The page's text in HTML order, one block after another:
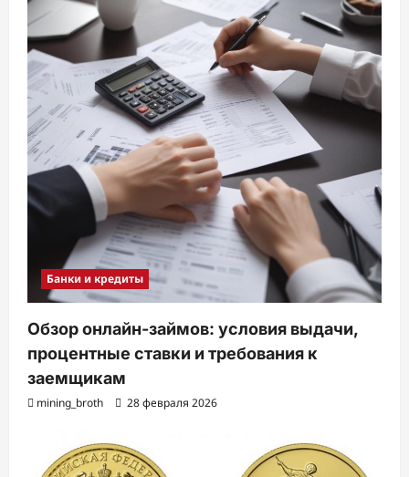
Банки и кредиты
Обзор онлайн-займов: условия выдачи,
процентные ставки и требования к
заемщикам
mining_broth 28 февраля 2026